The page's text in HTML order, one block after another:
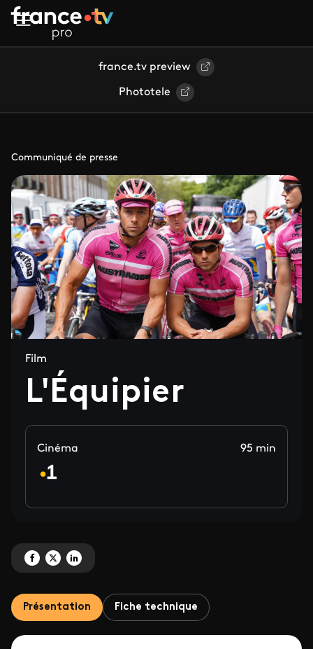
Aller au contenu principal
france.tv preview
Phototele
Communiqué de presse
Film
L'Équipier
Cinéma 95 min
Partagez 'L'Équipier' sur Facebook
Partagez 'L'Équipier' sur X
Partagez 'L'Équipier' sur LinkedIn
Présentation Fiche technique